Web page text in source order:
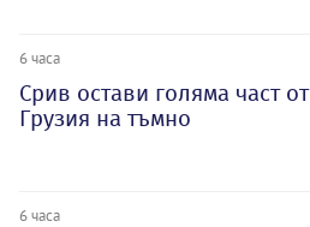
6 часа
Срив остави голяма част от
Грузия на тъмно
6 часа